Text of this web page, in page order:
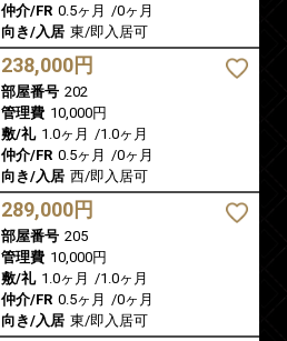
仲介/FR 0.5ヶ月 /0ヶ月
向き/入居 東/即入居可
238,000円
部屋番号 202
管理費 10,000円
敷/礼 1.0ヶ月 /1.0ヶ月
仲介/FR 0.5ヶ月 /0ヶ月
向き/入居 西/即入居可
289,000円
部屋番号 205
管理費 10,000円
敷/礼 1.0ヶ月 /1.0ヶ月
仲介/FR 0.5ヶ月 /0ヶ月
向き/入居 東/即入居可